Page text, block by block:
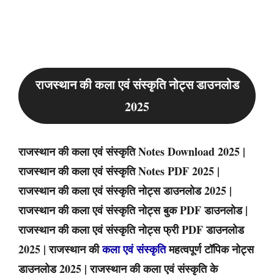
राजस्थान की कला एवं संस्कृति नोट्स डाउनलोड
2025
राजस्थान की कला एवं संस्कृति Notes Download 2025 |
राजस्थान की कला एवं संस्कृति Notes PDF 2025 |
राजस्थान की कला एवं संस्कृति नोट्स डाउनलोड 2025 |
राजस्थान की कला एवं संस्कृति नोट्स बुक PDF डाउनलोड |
राजस्थान की कला एवं संस्कृति नोट्स फ्री PDF डाउनलोड
2025 | राजस्थान कीकला एवं संस्कृतिमहत्वपूर्ण टॉपिक नोट्स
डाउनलोड 2025 | राजस्थान की कला एवं संस्कृति के